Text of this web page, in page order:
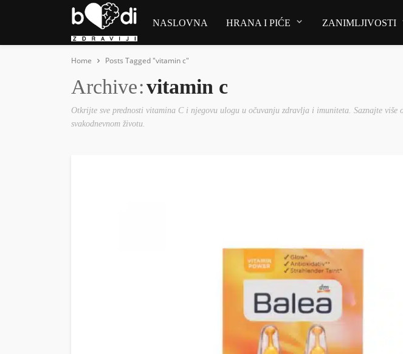
NASLOVNA HRANA I PIĆE ZANIMLJIVOSTI
Home Posts Tagged "vitamin c"
Archive vitamin c
Otkrijte sve prednosti vitamina C i njegovu ulogu u očuvanju zdravlja i imuniteta. Saznajte
svakodnevnom životu.